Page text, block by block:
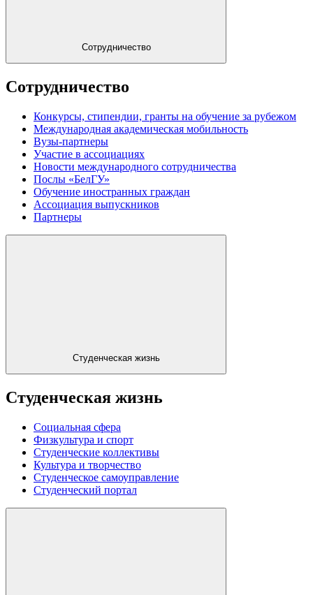
Сотрудничество
Сотрудничество
Конкурсы, стипендии, гранты на обучение за рубежом
Международная академическая мобильность
Вузы-партнеры
Участие в ассоциациях
Новости международного сотрудничества
Послы «БелГУ»
Обучение иностранных граждан
Ассоциация выпускников
Партнеры
Студенческая жизнь
Студенческая жизнь
Социальная сфера
Физкультура и спорт
Студенческие коллективы
Культура и творчество
Студенческое самоуправление
Студенческий портал